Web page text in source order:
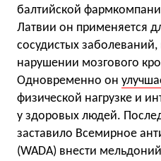
балтийской
Латвии он применяется
сосудистых заболеваний,
нарушении мозгового
Одновременно он
физической нагрузке и
у здоровых людей.
заставило Всемирное
(WADA) внести